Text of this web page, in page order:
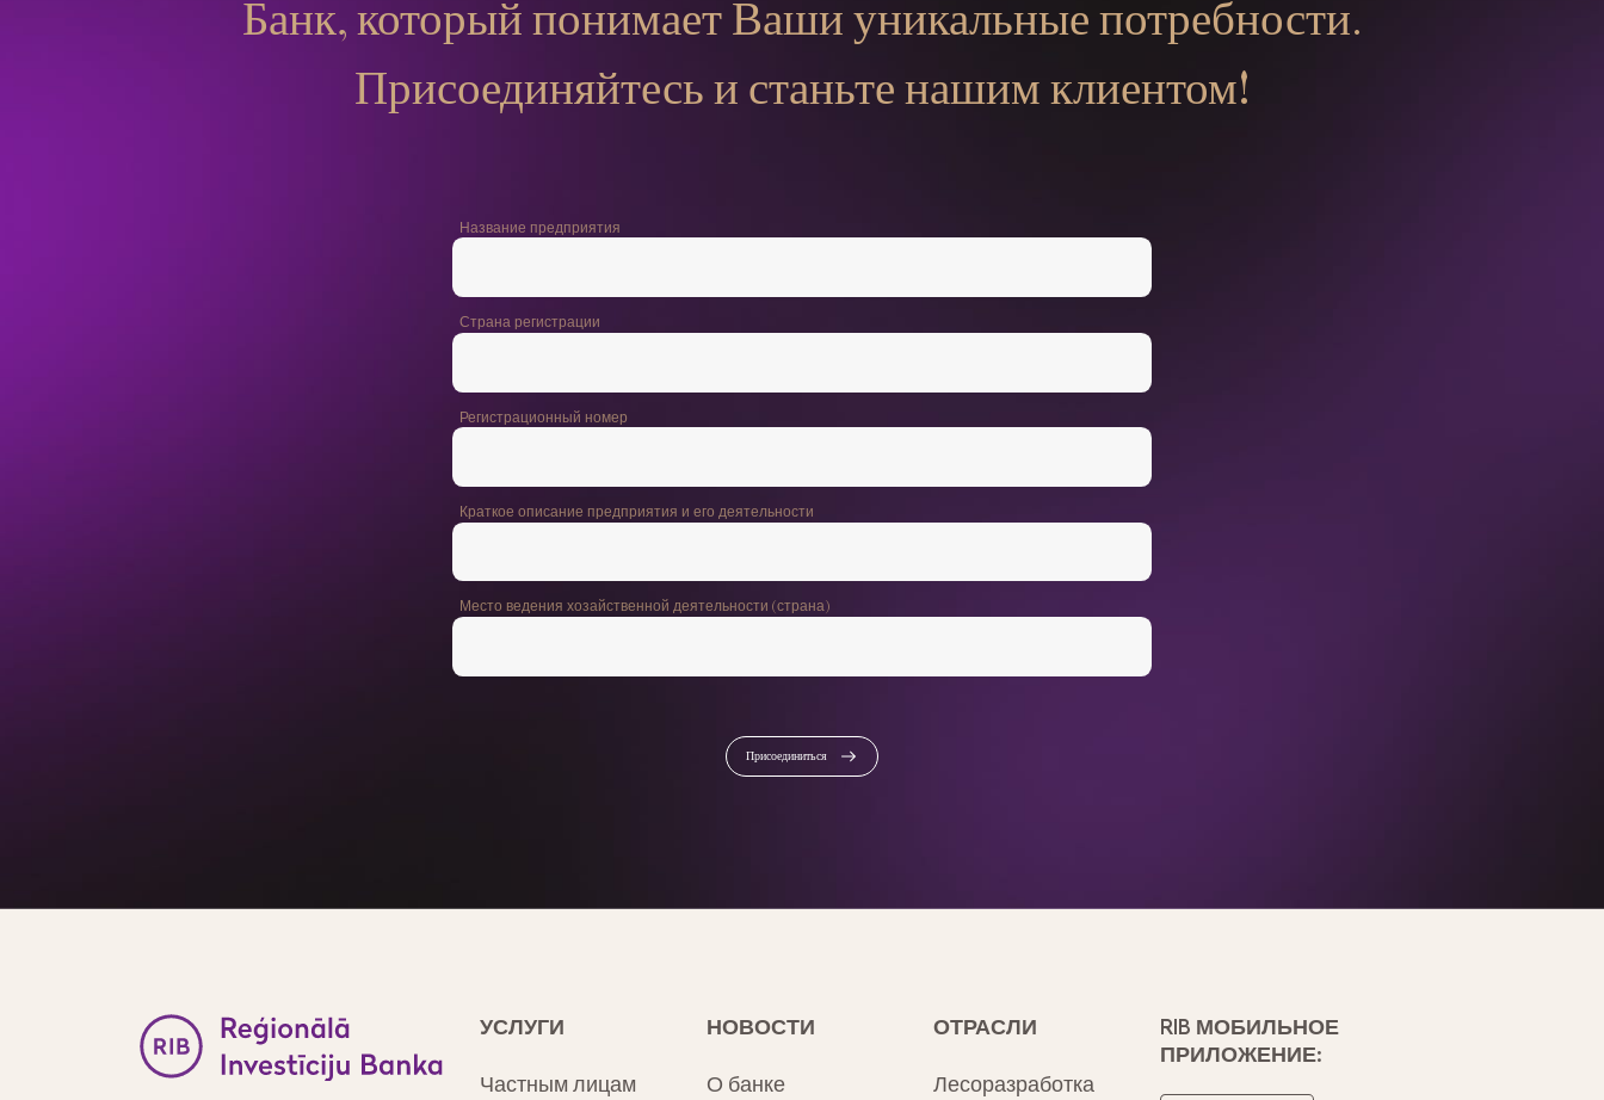
Банк, который понимает Ваши уникальные потребности.
Присоединяйтесь и станьте нашим клиентом!
Название предприятия
Страна регистрации
Регистрационный номер
Краткое описание предприятия и его деятельности
Место ведения хозайственной деятельности (страна)
Присоединиться
RIB МОБИЛЬНОЕ
ПРИЛОЖЕНИЕ:
УСЛУГИ
Частным лицам
НОВОСТИ
О банке
ОТРАСЛИ
Лесоразработка